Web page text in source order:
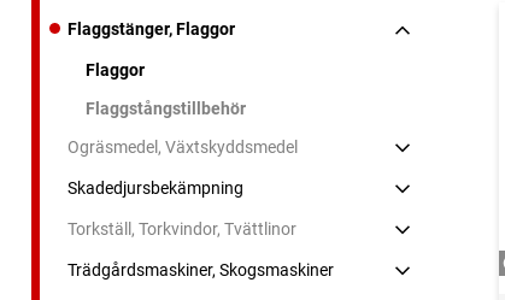
Flaggstänger, Flaggor
Flaggor
Flaggstångstillbehör
Ogräsmedel, Växtskyddsmedel
Skadedjursbekämpning
Torkställ, Torkvindor, Tvättlinor
Trädgårdsmaskiner, Skogsmaskiner